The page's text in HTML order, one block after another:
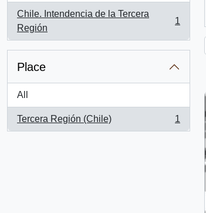
Chile. Intendencia de la Tercera
Región
, 1 results
1
Place
All
Tercera Región (Chile)
, 1 results
1